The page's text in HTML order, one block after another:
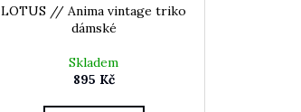
LOTUS // Anima vintage triko
dámské
Skladem
895 Kč